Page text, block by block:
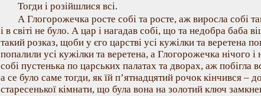
Тогди і розійшлися всі.
А Глогорожечка росте собі та росте, аж виросла собі
і в світі не було. А цар і нагадав собі, що та недобра баба
такий розказ, щоби у єго царстві усі кужілки та веретена
попалили усі кужілки та веретена, а Глогорожечка нічого і
собі пустенька по царських палатах та дворах, аж побігла
а се було саме тогди, як їй п’ятнадцятий рочок кінчився –
старесенької кімнати, що була вона на золотий ключ